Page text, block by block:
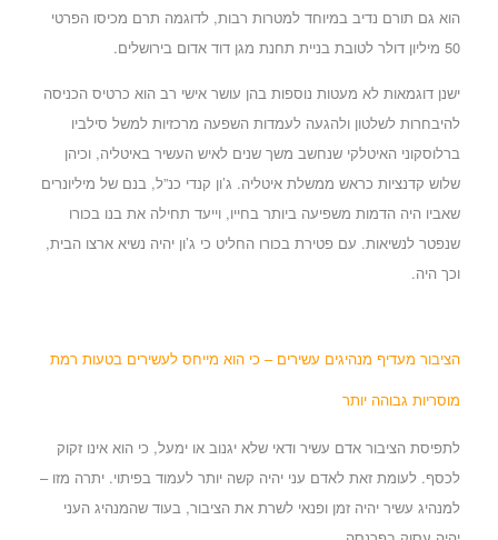
הוא גם תורם נדיב במיוחד למטרות רבות, לדוגמה תרם מכיסו הפרטי
50 מיליון דולר לטובת בניית תחנת מגן דוד אדום בירושלים.
ישנן דוגמאות לא מעטות נוספות בהן עושר אישי רב הוא כרטיס הכניסה
להיבחרות לשלטון ולהגעה לעמדות השפעה מרכזיות למשל סילביו
ברלוסקוני האיטלקי שנחשב משך שנים לאיש העשיר באיטליה, וכיהן
שלוש קדנציות כראש ממשלת איטליה. ג’ון קנדי כנ”ל, בנם של מיליונרים
שאביו היה הדמות משפיעה ביותר בחייו, וייעד תחילה את בנו בכורו
שנפטר לנשיאות. עם פטירת בכורו החליט כי ג’ון יהיה נשיא ארצו הבית,
וכך היה.
הציבור מעדיף מנהיגים עשירים – כי הוא מייחס לעשירים בטעות רמת
מוסריות גבוהה יותר
לתפיסת הציבור אדם עשיר ודאי שלא יגנוב או ימעל, כי הוא אינו זקוק
לכסף. לעומת זאת לאדם עני יהיה קשה יותר לעמוד בפיתוי. יתרה מזו –
למנהיג עשיר יהיה זמן ופנאי לשרת את הציבור, בעוד שהמנהיג העני